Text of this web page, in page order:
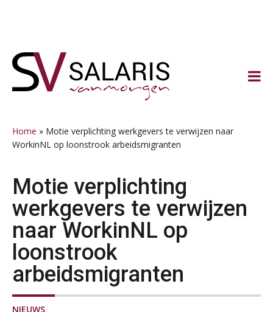
naar
hoofdnavigatie
naar
hoofd
naar
eerste
naar
voettekst
Home » Motie verplichting werkgevers te verwijzen naar
WorkinNL op loonstrook arbeidsmigranten
Motie verplichting
werkgevers te verwijzen
naar WorkinNL op
loonstrook
arbeidsmigranten
NIEUWS